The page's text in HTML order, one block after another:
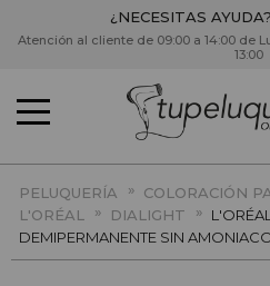
¿NECESITAS AYUDA?
Atención al cliente de 09:00 a 14:00 de
13:00
PELUQUERÍA » COLORACIÓN
L'ORÉAL
» DIALIGHT »
DEMIPERMANENTE SIN